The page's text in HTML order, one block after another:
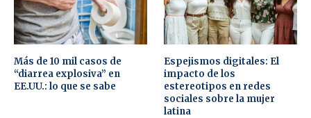
Más de 10 mil casos de
“diarrea explosiva” en
EE.UU.: lo que se sabe
Espejismos digitales: El
impacto de los
estereotipos en redes
sociales sobre la mujer
latina